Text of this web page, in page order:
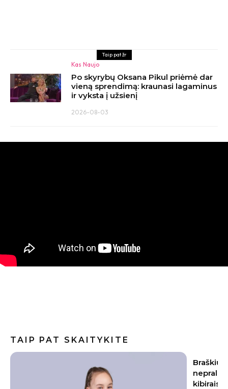
Taip pat žr
Kas Naujo
Po skyrybų Oksana Pikul priėmė dar
vieną sprendimą: kraunasi lagaminus
ir vyksta į užsienį
2026-08-03
TAIP PAT SKAITYKITE
nepraleiskite šių datų – kitąmet skinsite